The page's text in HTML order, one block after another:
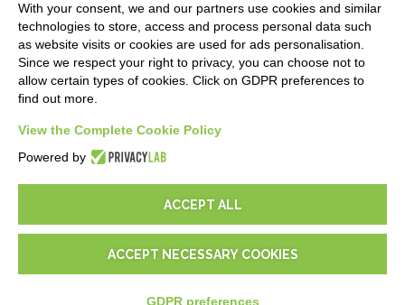
Politiques de confidentialité
Security Policy
Documentation contractuelle et RGPD
Conditions générales de livraison
Conditions du service d'assistance
Paramètres cookie
With your consent, we and our partners use cookies and similar
technologies to store, access and process personal data such
as website visits or cookies are used for ads personalisation.
Since we respect your right to privacy, you can choose not to
allow certain types of cookies. Click on GDPR preferences to
find out more.
View the Complete Cookie Policy
Powered by
ACCEPT ALL
ACCEPT NECESSARY COOKIES
GDPR preferences